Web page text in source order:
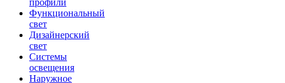
профили
Функциональный
свет
Дизайнерский
свет
Системы
освещения
Наружное